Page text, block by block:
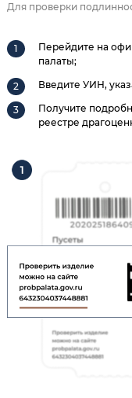
Для проверки
Перейдите на
палаты;
Введите УИН,
Получите
реестре